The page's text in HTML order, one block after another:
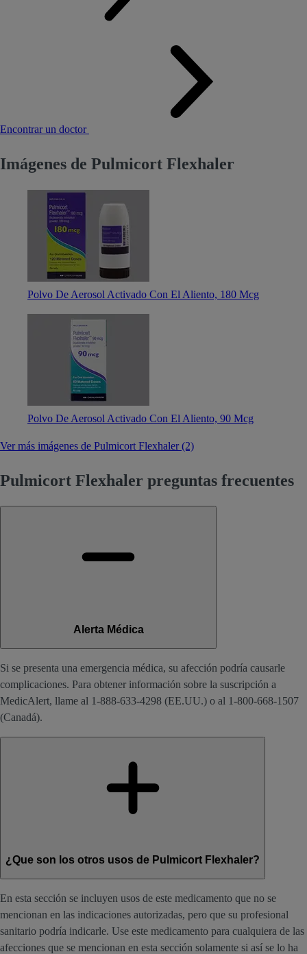
Encontrar un doctor
Imágenes de Pulmicort Flexhaler
Polvo De Aerosol Activado Con El Aliento, 180 Mcg
Polvo De Aerosol Activado Con El Aliento, 90 Mcg
Ver más imágenes de Pulmicort Flexhaler (2)
Pulmicort Flexhaler preguntas frecuentes
Alerta Médica
Si se presenta una emergencia médica, su afección podría causarle
complicaciones. Para obtener información sobre la suscripción a
MedicAlert, llame al 1-888-633-4298 (EE.UU.) o al 1-800-668-1507
(Canadá).
¿Que son los otros usos de Pulmicort Flexhaler?
En esta sección se incluyen usos de este medicamento que no se
mencionan en las indicaciones autorizadas, pero que su profesional
sanitario podría indicarle. Use este medicamento para cualquiera de las
afecciones que se mencionan en esta sección solamente si así se lo ha